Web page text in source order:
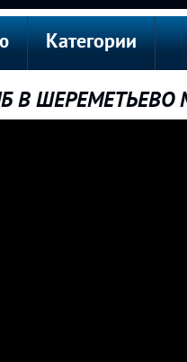
Категории
В